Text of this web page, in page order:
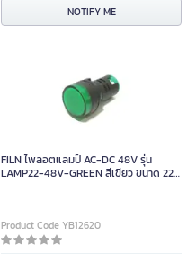
NOTIFY ME
FILN ไพลอตแลมป์ AC-DC 48V รุ่น
LAMP22-48V-GREEN สีเขียว ขนาด 22
Product Code YB12620